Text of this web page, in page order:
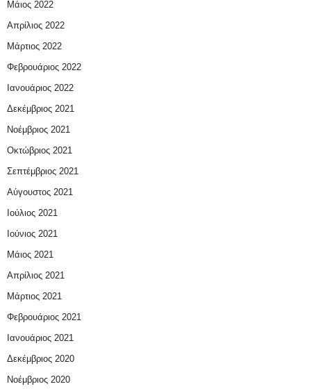
Μάιος 2022
Απρίλιος 2022
Μάρτιος 2022
Φεβρουάριος 2022
Ιανουάριος 2022
Δεκέμβριος 2021
Νοέμβριος 2021
Οκτώβριος 2021
Σεπτέμβριος 2021
Αύγουστος 2021
Ιούλιος 2021
Ιούνιος 2021
Μάιος 2021
Απρίλιος 2021
Μάρτιος 2021
Φεβρουάριος 2021
Ιανουάριος 2021
Δεκέμβριος 2020
Νοέμβριος 2020